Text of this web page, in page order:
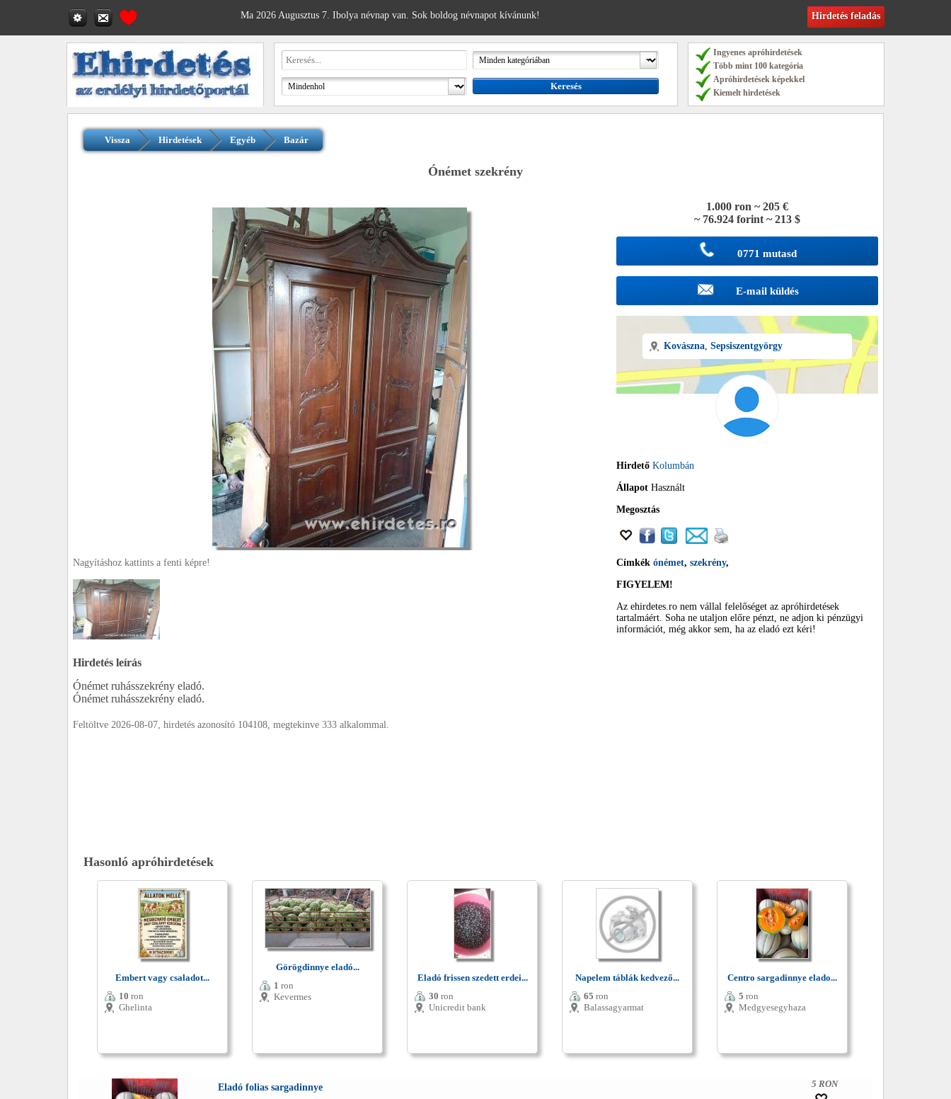
Ma 2026 Augusztus 7. Ibolya névnap van. Sok boldog névnapot kívánunk! Hirdetés feladás
Ingyenes apróhirdetések
Több mint 100 kategória
Apróhirdetések képekkel
Kiemelt hirdetések
Vissza Hirdetések Egyéb Bazár
Ónémet szekrény
Nagyításhoz kattints a fenti képre!
Hirdetés leírás
Ónémet ruhásszekrény eladó.
Ónémet ruhásszekrény eladó.
Feltöltve 2026-08-07, hirdetés azonosító 104108, megtekinve 333 alkalommal.
1.000 ron ~ 205 €
~ 76.924 forint ~ 213 $
0771 mutasd
E-mail küldés
Kovászna Sepsiszentgyörgy
Hirdető Kolumbán
Állapot Használt
Megosztás
Címkék ónémet, szekrény,
FIGYELEM!
Az ehirdetes.ro nem vállal felelőséget az apróhirdetések
tartalmáért. Soha ne utaljon előre pénzt, ne adjon ki pénzügyi
információt, még akkor sem, ha az eladó ezt kéri!
Hasonló apróhirdetések
Embert vagy csaladot...
10 ron
Ghelinta
Görögdinnye eladó...
1 ron
Kevermes
Eladó frissen szedett erdei...
30 ron
Unicredit bank
Napelem táblák kedvező...
65 ron
Balassagyarmat
Centro sargadinnye elado...
5 ron
Medgyesegyhaza
Eladó folias sargadinnye
5 RON